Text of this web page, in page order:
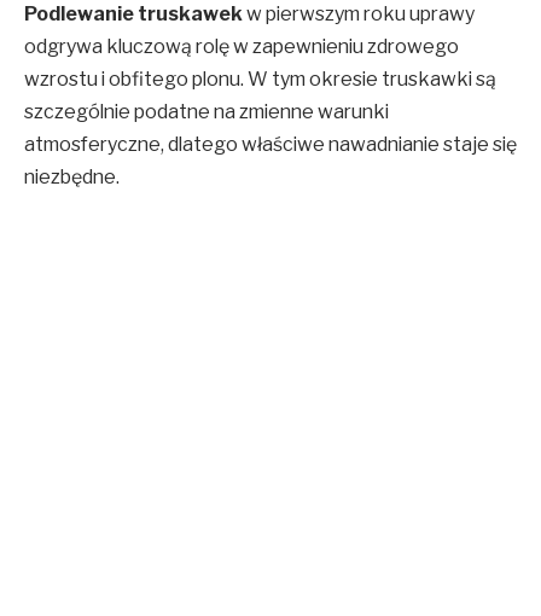
Podlewanie truskawekw pierwszym roku uprawy
odgrywa kluczową rolę w zapewnieniu zdrowego
wzrostu i obfitego plonu. W tym okresie truskawki są
szczególnie podatne na zmienne warunki
atmosferyczne, dlatego właściwe nawadnianie staje się
niezbędne.